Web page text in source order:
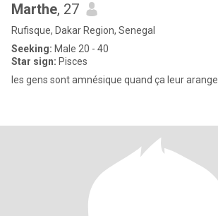
Marthe, 27
Rufisque, Dakar Region, Senegal
Seeking: Male 20 - 40
Star sign: Pisces
les gens sont amnésique quand ça leur arange